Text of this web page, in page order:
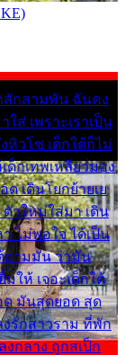
สักสามพัน ฉันคง
ส่ เพราะเราเป็น
หิวโซ เด็กใต้ก็ไม่
กเทพเหลียวมอง
เดินโยกย้ายเย
วใหม่ใส่มา เดิน
ไม่พอใจ ได้เป็น
ถามมัน ว่ามัน
ให้ เจอะเด็กใต้
ด มันสุดยอด สุด
รักสาวราม ที่พัก
งกลาง ถูกสเป็ก